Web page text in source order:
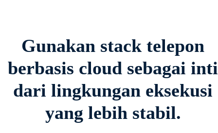
Gunakan stack telepon
berbasis cloud sebagai inti
dari lingkungan eksekusi
yang lebih stabil.